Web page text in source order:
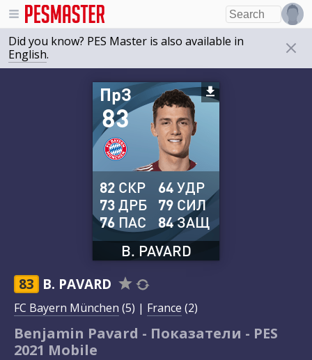
Did you know? PES Master is also available in
English.
83
ПрЗ
B. PAVARD
82 СКР
73ДРБ
76 ПАС
64УДР
79 СИЛ
84ЗАЩ
83 B. PAVARD
FC Bayern München (5) | France (2)
Benjamin Pavard - Показатели - PES
2021 Mobile